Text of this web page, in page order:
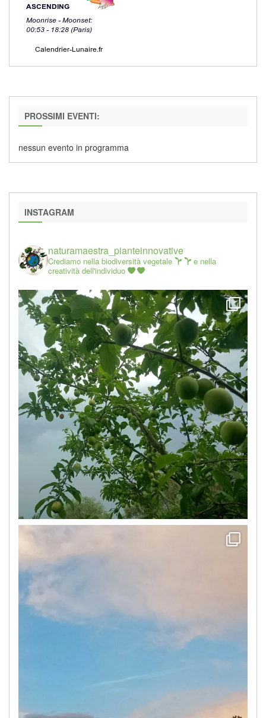
PROSSIMI EVENTI:
nessun evento in programma
INSTAGRAM
naturamaestra_pianteinnovative
Crediamo nella biodiversità vegetale
e nella
creatività dell'individuo